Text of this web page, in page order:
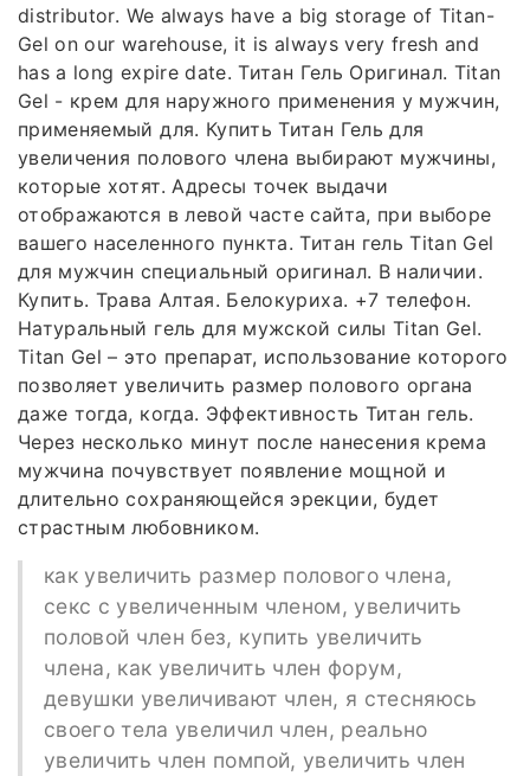
distributor. We always have a big storage of Titan-
Gel on our warehouse, it is always very fresh and
has a long expire date. Титан Гель Оригинал. Titan
Gel - крем для наружного применения у мужчин,
применяемый для. Купить Титан Гель для
увеличения полового члена выбирают мужчины,
которые хотят. Адресы точек выдачи
отображаются в левой часте сайта, при выборе
вашего населенного пункта. Титан гель Titan Gel
для мужчин специальный оригинал. В наличии.
Купить. Трава Алтая. Белокуриха. +7 телефон.
Натуральный гель для мужской силы Titan Gel.
Titan Gel – это препарат, использование которого
позволяет увеличить размер полового органа
даже тогда, когда. Эффективность Титан гель.
Через несколько минут после нанесения крема
мужчина почувствует появление мощной и
длительно сохраняющейся эрекции, будет
страстным любовником.
как увеличить размер полового члена,
секс с увеличенным членом, увеличить
половой член без, купить увеличить
члена, как увеличить член форум,
девушки увеличивают член, я стесняюсь
своего тела увеличил член, реально
увеличить член помпой, увеличить член